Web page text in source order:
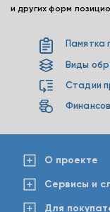
и других форм
Памятка
Виды
Стадии
О проекте
Сервисы и
Для